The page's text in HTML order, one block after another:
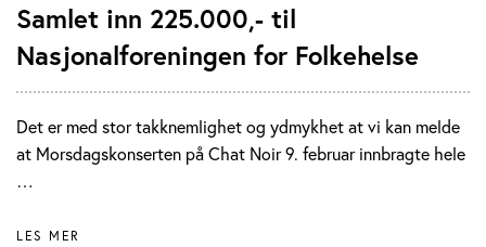
Samlet inn 225.000,- til
Nasjonalforeningen for Folkehelse
Det er med stor takknemlighet og ydmykhet at vi kan melde
at Morsdagskonserten på Chat Noir 9. februar innbragte hele
…
LES MER